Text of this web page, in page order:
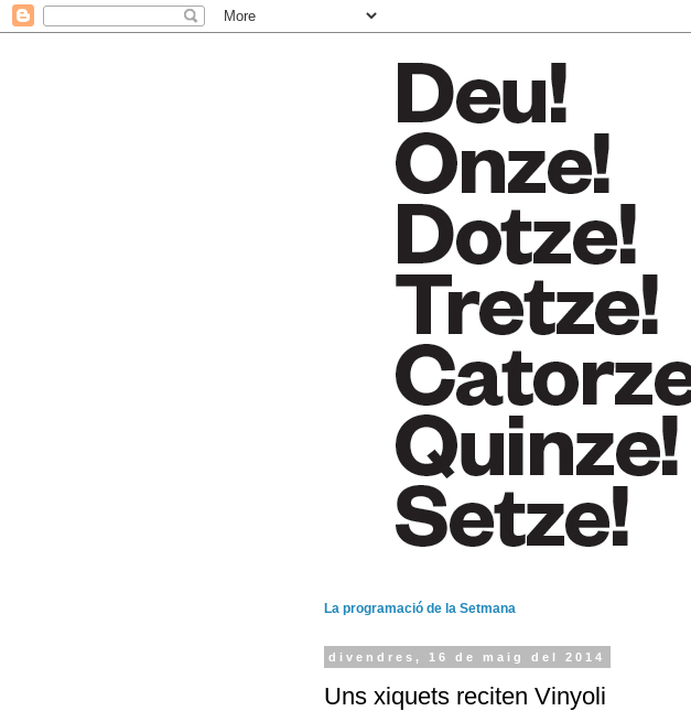
La programació de la Setmana
divendres, 16 de maig del 2014
Uns xiquets reciten Vinyoli